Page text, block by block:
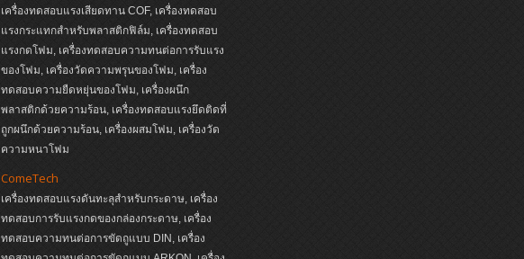
เครื่องทดสอบแรงเสียดทาน COF, เครื่องทดสอบ
แรงกระแทกสำหรับพลาสติกฟิล์ม, เครื่องทดสอบ
แรงกดโฟม, เครื่องทดสอบความทนต่อการรับแรง
ของโฟม, เครื่องวัดความพรุนของโฟม, เครื่อง
ทดสอบความยืดหยุ่นของโฟม, เครื่องผนึก
พลาสติกด้วยความร้อน, เครื่องทดสอบแรงยึดติดที่
ถูกผนึกด้วยความร้อน, เครื่องผสมโฟม, เครื่องวัด
ความหนาโฟม
ComeTech
เครื่องทดสอบแรงดันทะลุสำหรับกระดาษ, เครื่อง
ทดสอบการรับแรงกดของกล่องกระดาษ, เครื่อง
ทดสอบความทนต่อการขัดถูแบบ DIN, เครื่อง